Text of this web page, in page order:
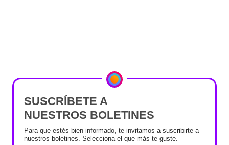
SUSCRÍBETE A
NUESTROS BOLETINES
Para que estés bien informado, te invitamos a suscribirte a
nuestros boletines. Selecciona el que más te guste.